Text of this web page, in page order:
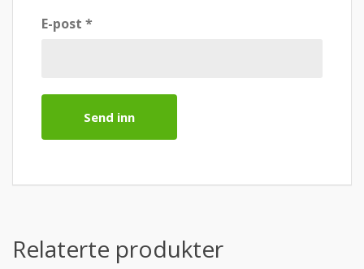
E-post *
Relaterte produkter